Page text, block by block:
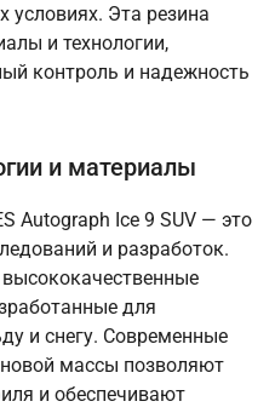
условиях. Эта резина
и технологии,
контроль и надежность
и материалы
Autograph Ice 9 SUV — это
и разработок.
для
и снегу. Современные
массы позволяют
и обеспечивают